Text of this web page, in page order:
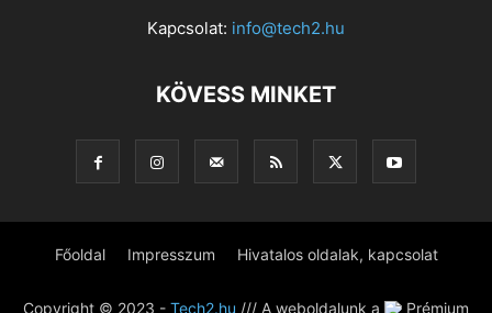
Kapcsolat: info@tech2.hu
KÖVESS MINKET
Főoldal Impresszum Hivatalos oldalak, kapcsolat
Copyright © 2023 - Tech2.hu /// A weboldalunk a Prémium